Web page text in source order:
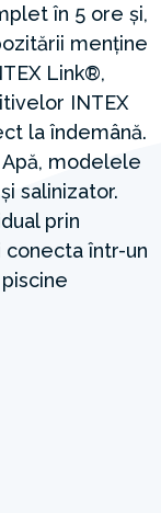
în 5 ore și,
menține
Link®,
INTEX
la îndemână.
modelele
salinizator.
prin
într-un